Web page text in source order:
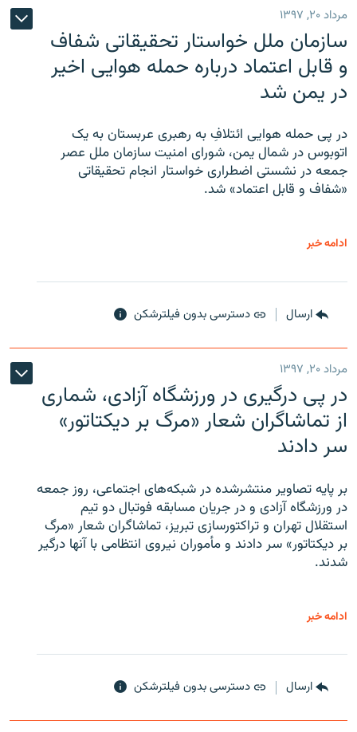
مرداد ۲۰, ۱۳۹۷
سازمان ملل خواستار تحقیقاتی شفاف
و قابل اعتماد درباره حمله هوایی اخیر
در یمن شد
در پی حمله هوایی ائتلافِ به رهبری عربستان به یک
اتوبوس در شمال یمن، شورای امنیت سازمان ملل عصر
جمعه در نشستی اضطراری خواستار انجام تحقیقاتی
«شفاف و قابل اعتماد» شد.
ادامه خبر
ارسال دسترسی بدون فیلترشکن
مرداد ۲۰, ۱۳۹۷
در پی درگیری در ورزشگاه آزادی، شماری
از تماشاگران شعار «مرگ بر دیکتاتور»
سر دادند
بر پایه تصاویر منتشرشده در شبکه‌های اجتماعی، روز جمعه
در ورزشگاه آزادی و در جریان مسابقه فوتبال دو تیم
استقلال تهران و تراکتورسازی تبریز، تماشاگران شعار «مرگ
بر دیکتاتور» سر دادند و مأموران نیروی انتظامی با آنها درگیر
شدند.
ادامه خبر
ارسال دسترسی بدون فیلترشکن